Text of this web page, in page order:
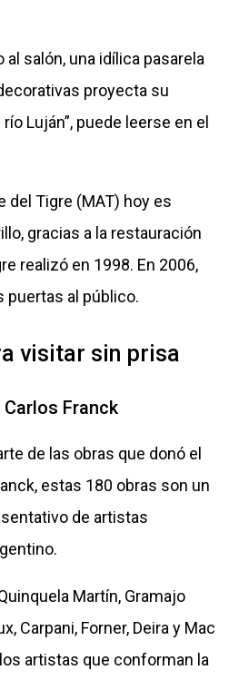
salón, una idílica pasarela
proyecta su
Luján”, puede leerse en el
del Tigre (MAT) hoy es
gracias a la restauración
realizó en 1998. En 2006,
puertas al público.
visitar sin prisa
Franck
de las obras que donó el
estas 180 obras son un
de artistas
Martín, Gramajo
Carpani, Forner, Deira y Mac
artistas que conforman la